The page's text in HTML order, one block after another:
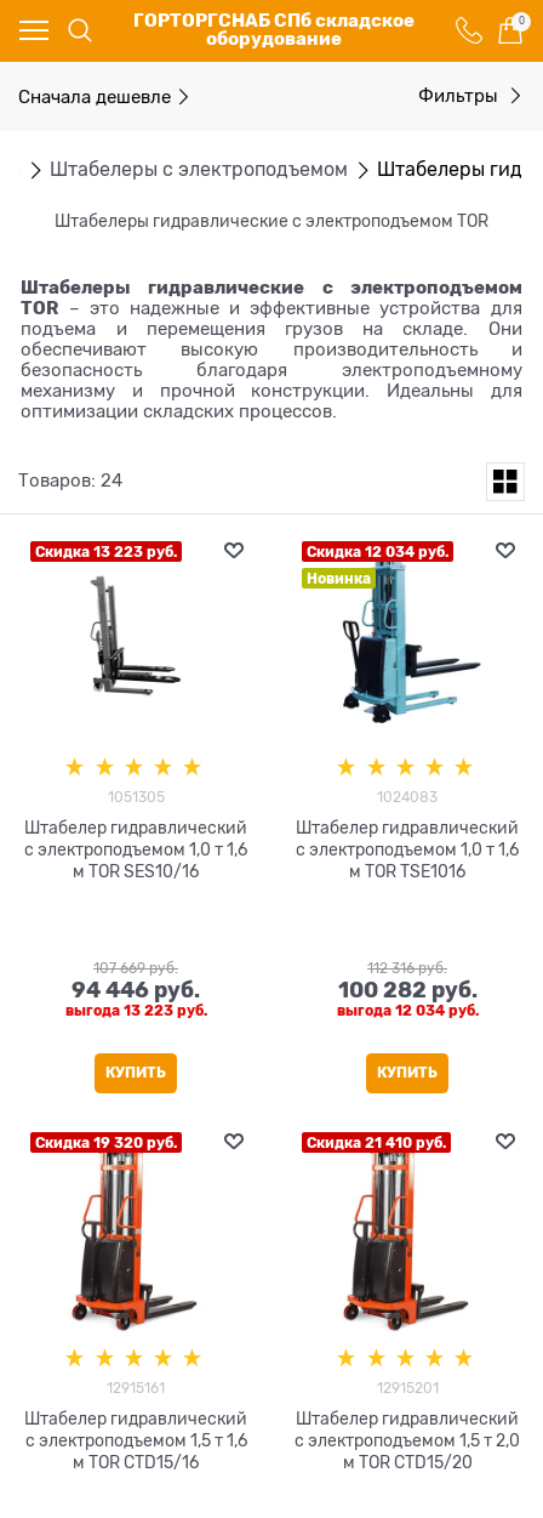
ГОРТОРГСНАБ СПб складское
оборудование
0
Штабелеры с электроподъемом Штабелеры
Штабелеры гидравлические c электроподъемом TOR
Штабелеры гидравлические c электроподъемом
TOR – это надежные и эффективные устройства для
подъема и перемещения грузов на складе. Они
обеспечивают высокую производительность и
безопасность благодаря электроподъемному
механизму и прочной конструкции. Идеальны для
оптимизации складских процессов.
Сначала дешевле Фильтры
Товаров: 24
Скидка 13 223 руб.
1051305
Штабелер гидравлический
с электроподъемом 1,0 т 1,6
м TOR SES10/16
107 669 руб.
94 446 руб.
выгода 13 223 руб.
КУПИТЬ
Скидка 12 034 руб.
Новинка
1024083
Штабелер гидравлический
с электроподъемом 1,0 т 1,6
м TOR TSE1016
112 316 руб.
100 282 руб.
выгода 12 034 руб.
КУПИТЬ
Скидка 19 320 руб.
12915161
Штабелер гидравлический
с электроподъемом 1,5 т 1,6
м TOR CTD15/16
Скидка 21 410 руб.
12915201
Штабелер гидравлический
с электроподъемом 1,5 т 2,0
м TOR CTD15/20